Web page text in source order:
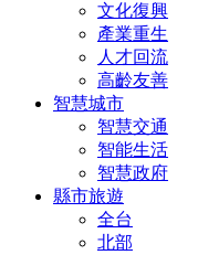
文化復興
產業重生
人才回流
高齡友善
智慧城市
智慧交通
智能生活
智慧政府
縣市旅遊
全台
北部